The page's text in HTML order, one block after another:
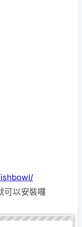
可以安裝囉